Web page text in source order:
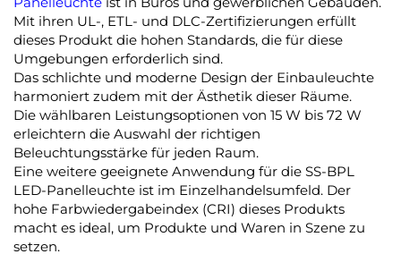
Mit ihren UL-, ETL- und DLC-Zertifizierungen erfüllt
dieses Produkt die hohen Standards, die für diese
Umgebungen erforderlich sind.
Das schlichte und moderne Design der Einbauleuchte
harmoniert zudem mit der Ästhetik dieser Räume.
Die wählbaren Leistungsoptionen von 15 W bis 72 W
erleichtern die Auswahl der richtigen
Beleuchtungsstärke für jeden Raum.
Eine weitere geeignete Anwendung für die SS-BPL
LED-Panelleuchte ist im Einzelhandelsumfeld. Der
hohe Farbwiedergabeindex (CRI) dieses Produkts
macht es ideal, um Produkte und Waren in Szene zu
setzen.